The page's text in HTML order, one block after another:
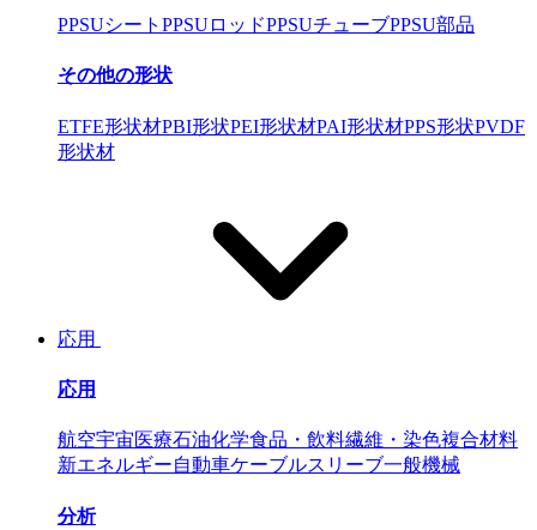
PPSUシート PPSUロッドPPSUチューブPPSU部品
その他の形状
ETFE形状材PBI形状PEI形状材PAI形状材PPS形状PVDF
形状材
応用
応用
航空宇宙医療石油化学食品・飲料繊維・染色複合材料
新エネルギー自動車ケーブルスリーブ一般機械
分析